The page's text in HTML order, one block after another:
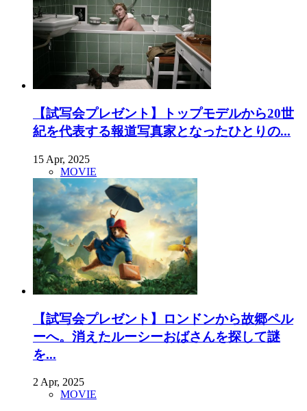
【試写会プレゼント】トップモデルから20世
紀を代表する報道写真家となったひとりの...
15 Apr, 2025
MOVIE
【試写会プレゼント】ロンドンから故郷ペル
ーへ。消えたルーシーおばさんを探して謎
を...
2 Apr, 2025
MOVIE